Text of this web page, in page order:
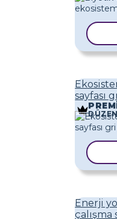
sayfası
Enerji
çalışma